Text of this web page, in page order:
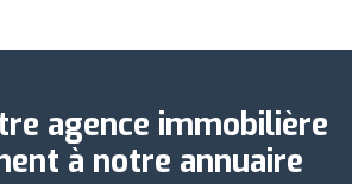
agence immobilière
à notre annuaire